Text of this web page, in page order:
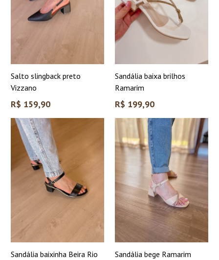
Salto slingback preto
Vizzano
Preço
R$ 159,90
Sandália baixa brilhos
Ramarim
Preço
R$ 199,90
Sandália baixinha Beira Rio Sandália bege Ramarim